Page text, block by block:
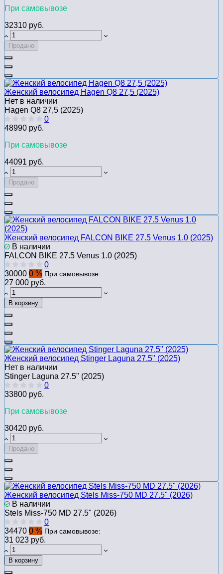
При самовывозе
32310 руб.
Продано
Женский велосипед Hagen Q8 27,5 (2025)
Нет в наличии
Hagen Q8 27,5 (2025)
0
48990 руб.
При самовывозе
44091 руб.
Продано
Женский велосипед FALCON BIKE 27.5 Venus 1.0 (2025)
В наличии
FALCON BIKE 27.5 Venus 1.0 (2025)
0
30000 0 % При самовывозе:
27 000 руб.
В корзину
Женский велосипед Stinger Laguna 27.5" (2025)
Нет в наличии
Stinger Laguna 27.5" (2025)
0
33800 руб.
При самовывозе
30420 руб.
Продано
Женский велосипед Stels Miss-750 MD 27.5" (2026)
В наличии
Stels Miss-750 MD 27.5" (2026)
0
34470 0 % При самовывозе:
31 023 руб.
В корзину